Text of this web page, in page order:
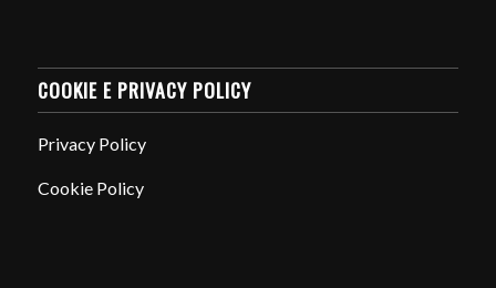
COOKIE E PRIVACY POLICY
Privacy Policy
Cookie Policy